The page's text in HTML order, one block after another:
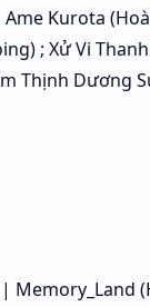
Kurota
; Xử Vi
Thịnh Dương
Memory_Land